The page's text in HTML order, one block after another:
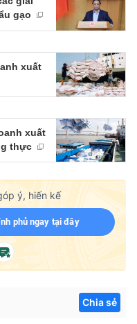
gạo
xuất
xuất
thực
ý, hiến kế
phủ ngay tại đây
Chia sẻ